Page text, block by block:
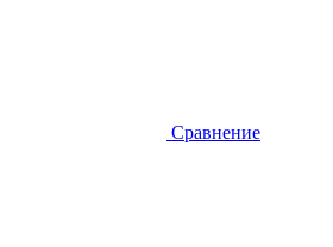
Сравнение